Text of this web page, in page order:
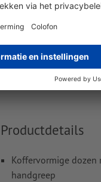
Levering circa:
Productdetails
Koffervormige dozen
handgreep